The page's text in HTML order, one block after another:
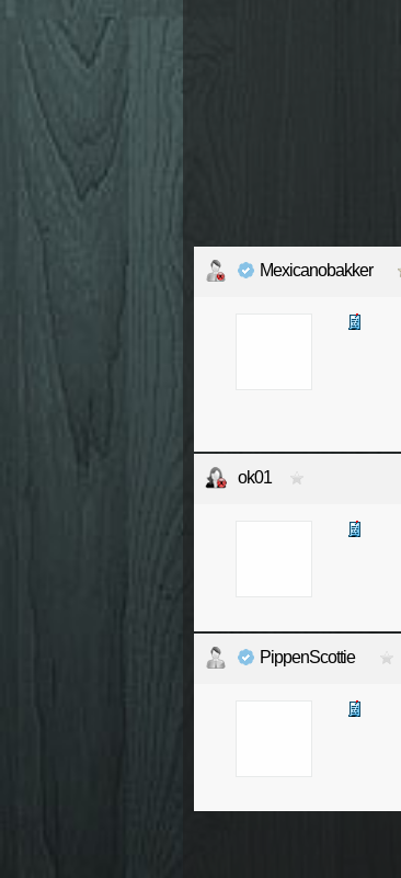
Mexicanobakker
ok01
PippenScottie